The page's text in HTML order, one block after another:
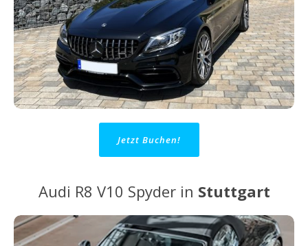
Jetzt Buchen!
Audi R8 V10 Spyder in Stuttgart